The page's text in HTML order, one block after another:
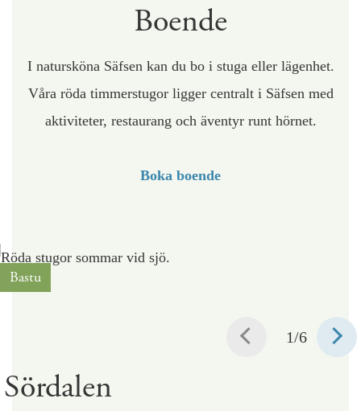
Boende
I natursköna Säfsen kan du bo i stuga eller lägenhet.
Våra röda timmerstugor ligger centralt i Säfsen med
aktiviteter, restaurang och äventyr runt hörnet.
Boka boende
Bastu
1/6
Sördalen